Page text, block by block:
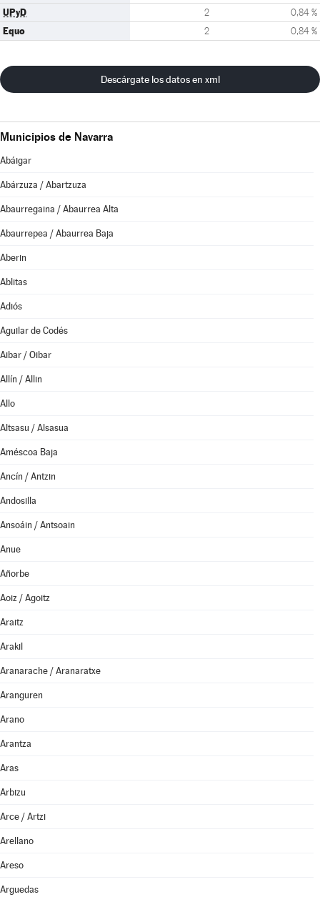
UPyD 2 0,84 %
Equo 2 0,84 %
Descárgate los datos en xml
Municipios de Navarra
Abáigar
Abárzuza / Abartzuza
Abaurregaina / Abaurrea Alta
Abaurrepea / Abaurrea Baja
Aberin
Ablitas
Adiós
Aguilar de Codés
Aibar / Oibar
Allín / Allin
Allo
Altsasu / Alsasua
Améscoa Baja
Ancín / Antzin
Andosilla
Ansoáin / Antsoain
Anue
Añorbe
Aoiz / Agoitz
Araitz
Arakil
Aranarache / Aranaratxe
Aranguren
Arano
Arantza
Aras
Arbizu
Arce / Artzi
Arellano
Areso
Arguedas